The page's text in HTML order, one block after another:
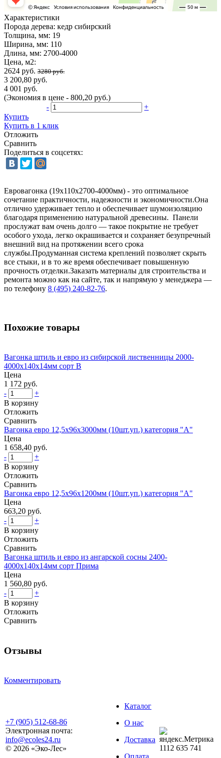
Характеристики
Порода дерева: кедр сибирский
Толщина, мм: 19
Ширина, мм: 110
Длина, мм: 2700-4000
Цена, м2:
2624 руб. 3280 руб.
3 200,80 руб.
4 001 руб.
(Экономия в цене - 800,20 руб.)
-
+
Купить
Купить в 1 клик
Отложить
Сравнить
Поделиться в соцсетях:
Евровагонка (19x110x2700-4000мм) - это оптимальное
сочетание практичности, надежности и экономичности.Она
отлично удерживает тепло и обеспечивает шумоизоляцию
благодаря применению натуральной древесины. Панели
прослужат вам очень долго — такое покрытие не требует
особого ухода, легко окрашивается и сохраняет безупречный
внешний вид на протяжении всего срока
службы.Продуманная система креплений позволяет скрыть
все стыки, и в то же время обеспечивает повышенную
прочность отделки.Заказать материалы для строительства и
ремонта можно как на сайте, так и напрямую у менеджера —
по телефону 8 (495) 240-82-76.
Похожие товары
Вагонка штиль и евро из сибирской лиственницы 2000-
4000х140х14мм сорт В
Цена
1 172 руб.
-
+
В корзину
Отложить
Сравнить
Вагонка евро 12,5х96х3000мм (10шт.уп.) категория "А"
Цена
1 658,40 руб.
-
+
В корзину
Отложить
Сравнить
Вагонка евро 12,5х96х1200мм (10шт.уп.) категория "А"
Цена
663,20 руб.
-
+
В корзину
Отложить
Сравнить
Вагонка штиль и евро из ангарской сосны 2400-
4000х140х14мм сорт Прима
Цена
1 560,80 руб.
-
+
В корзину
Отложить
Сравнить
Отзывы
Комментировать
+7 (905) 512-68-86
Электронная почта:
info@ecoles24.ru
© 2026 «Эко-Лес»
Каталог
О нас
Доставка
Оплата
1112 635 741